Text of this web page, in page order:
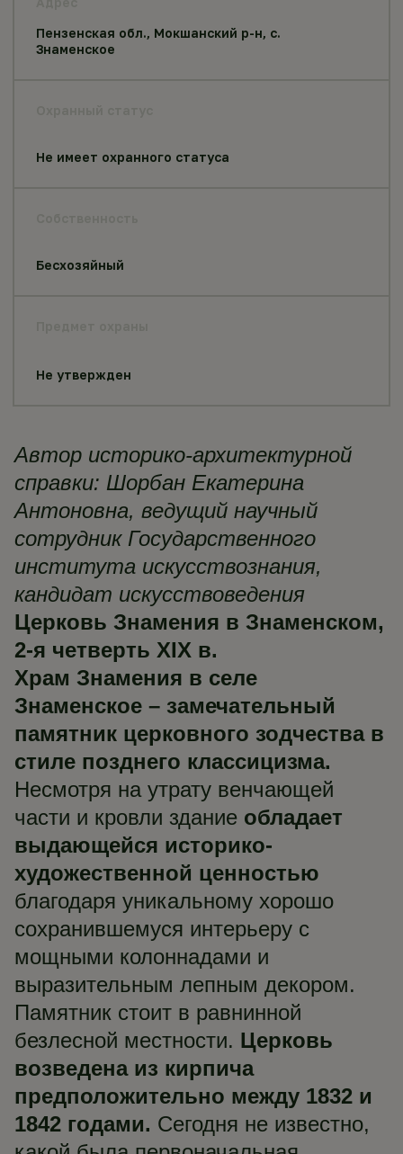
Пензенская обл., Мокшанский р-н, с.
Знаменское
Не имеет охранного статуса
Бесхозяйный
Не утвержден
Автор историко-архитектурной
справки: Шорбан Екатерина
Антоновна, ведущий научный
сотрудник Государственного
института искусствознания,
кандидат искусствоведения
Церковь Знамения в Знаменском,
2-я четверть XIХ в.
Храм Знамения в селе
Знаменское – замечательный
памятник церковного зодчества в
стиле позднего классицизма.
Несмотря на утрату венчающей
части и кровли здание обладает
выдающейся историко-
художественной ценностью
благодаря уникальному хорошо
сохранившемуся интерьеру с
мощными колоннадами и
выразительным лепным декором.
Памятник стоит в равнинной
безлесной местности. Церковь
возведена из кирпича
предположительно между 1832 и
1842 годами. Сегодня не известно,